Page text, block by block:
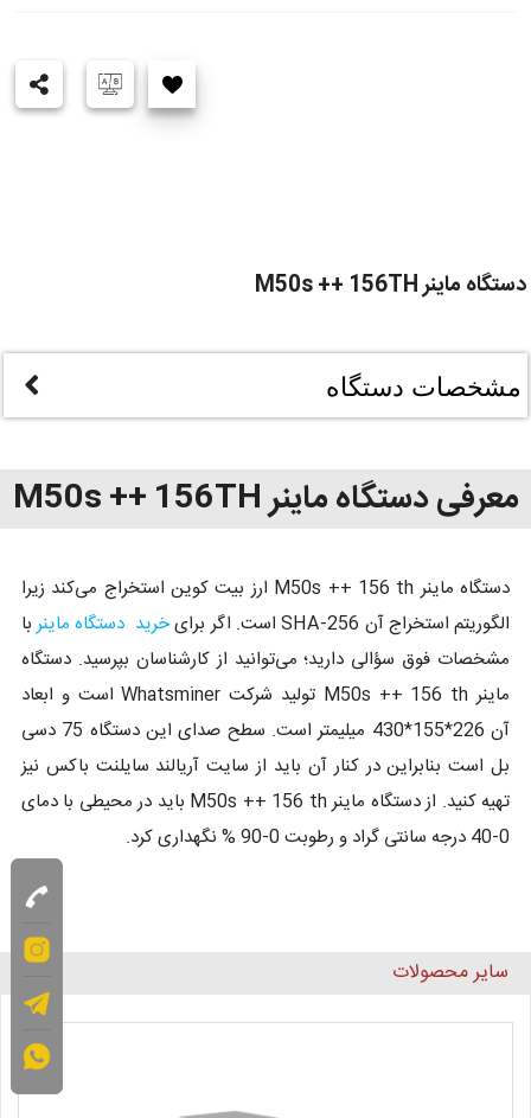
دستگاه ماینر M50s ++ 156TH
مشخصات دستگاه
معرفی دستگاه ماینر M50s ++ 156TH
دستگاه ماینر M50s ++ 156 th ارز بیت کوین استخراج می‌کند زیرا
الگوریتم استخراج آن SHA-256 است. اگر برای
خرید دستگاه ماینربا
مشخصات فوق سؤالی دارید؛ می‌توانید از کارشناسان بپرسید. دستگاه
ماینر M50s ++ 156 th تولید شرکت Whatsminer است و ابعاد
آن 226*155*430 میلیمتر است. سطح صدای این دستگاه 75 دسی
بل است بنابراین در کنار آن باید از سایت آریالند سایلنت باکس نیز
تهیه کنید. از دستگاه ماینر M50s ++ 156 th باید در محیطی با دمای
0-40 درجه سانتی گراد و رطوبت 0-90 % نگهداری کرد.
سایر محصولات